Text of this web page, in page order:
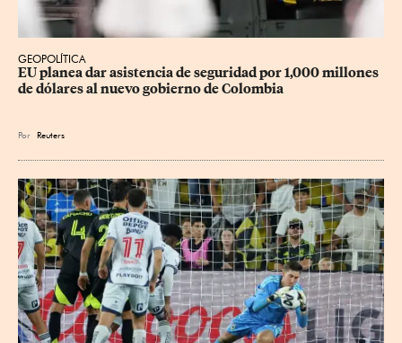
GEOPOLÍTICA
EU planea dar asistencia de seguridad por 1,000 millones
de dólares al nuevo gobierno de Colombia
Por Reuters